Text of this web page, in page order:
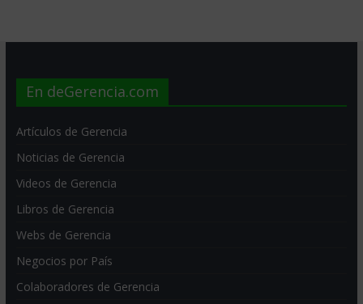
En deGerencia.com
Artículos de Gerencia
Noticias de Gerencia
Videos de Gerencia
Libros de Gerencia
Webs de Gerencia
Negocios por País
Colaboradores de Gerencia